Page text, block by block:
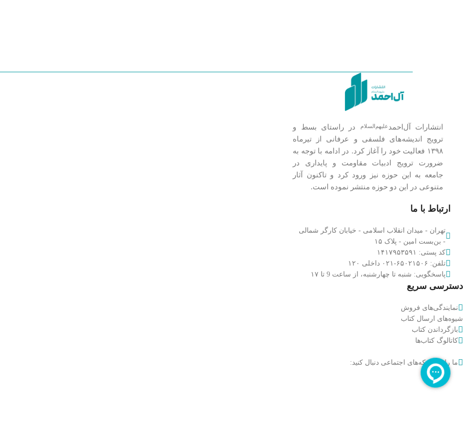
انتشارات آل‌احمدعلیهم‌السلام
در راستای بسط و
ترویج اندیشه‌های فلسفی و عرفانی از تیرماه
۱۳۹۸ فعالیت خود را آغاز کرد. در ادامه با توجه به
ضرورت ترویج ادبیات مقاومت و پایداری در
جامعه به این حوزه نیز ورود کرد و تاکنون آثار
متنوعی در این دو حوزه منتشر نموده است.
ارتباط با ما
تهران - میدان انقلاب اسلامی - خیابان کارگر شمالی
- بن‌بست امین - پلاک ۱۵​
کد پستی: ۱۴۱۷۹۵۳۵۹۱
تلفن: ۶۵۰۲۱۵۰۶-۰۲۱ داخلی ۱۲۰
پاسخگویی: شنبه تا چهارشنبه، از ساعت 9 تا ۱۷
دسترسی سریع
نمایندگی‌های فروش
شیوه‌های ارسال کتاب
بازگرداندن کتاب
کاتالوگ کتاب‌ها
ما را در شبکه‌های اجتماعی دنبال کنید: